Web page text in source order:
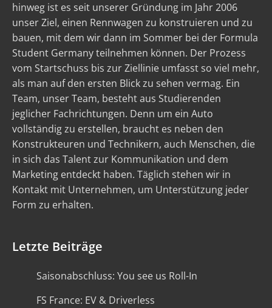
hinweg ist es seit unserer Gründung im Jahr 2006
unser Ziel, einen Rennwagen zu konstruieren und zu
bauen, mit dem wir dann im Sommer bei der Formula
Student Germany teilnehmen können. Der Prozess
vom Startschuss bis zur Ziellinie umfasst so viel mehr,
als man auf den ersten Blick zu sehen vermag. Ein
Team, unser Team, besteht aus Studierenden
jeglicher Fachrichtungen. Denn um ein Auto
vollständig zu erstellen, braucht es neben den
Konstrukteuren und Technikern, auch Menschen, die
in sich das Talent zur Kommunikation und dem
Marketing entdeckt haben. Täglich stehen wir in
Kontakt mit Unternehmen, um Unterstützung jeder
Form zu erhalten.
Letzte Beiträge
Saisonabschluss: You see us Roll-In
FS France: EV & Driverless